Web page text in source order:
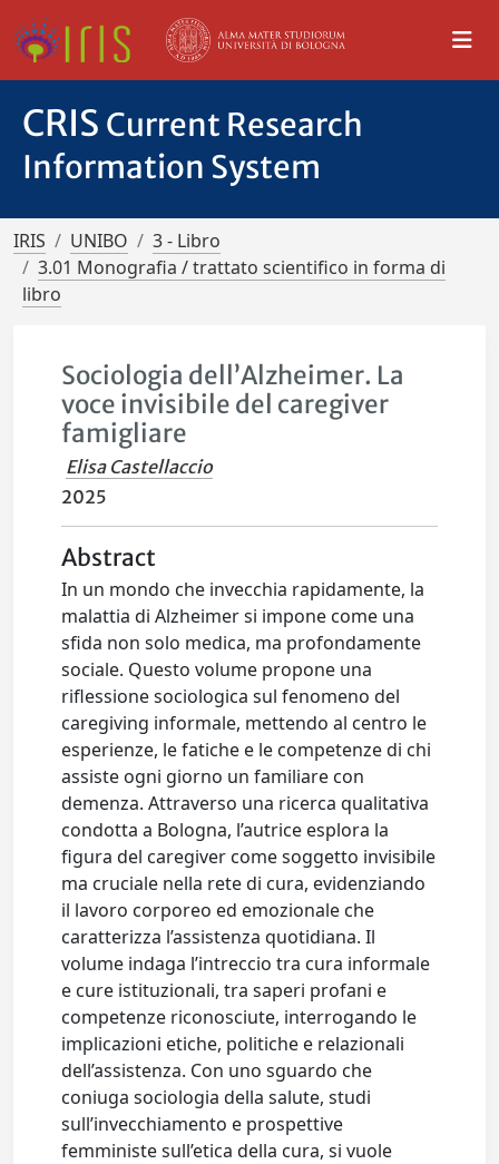
CRIS Current Research
Information System
IRIS UNIBO
3 - Libro
3.01 Monografia / trattato scientifico in forma di
libro
Sociologia dell’Alzheimer. La
voce invisibile del caregiver
famigliare
Elisa Castellaccio
2025
Abstract
In un mondo che invecchia rapidamente, la
malattia di Alzheimer si impone come una
sfida non solo medica, ma profondamente
sociale. Questo volume propone una
riflessione sociologica sul fenomeno del
caregiving informale, mettendo al centro le
esperienze, le fatiche e le competenze di chi
assiste ogni giorno un familiare con
demenza. Attraverso una ricerca qualitativa
condotta a Bologna, l’autrice esplora la
figura del caregiver come soggetto invisibile
ma cruciale nella rete di cura, evidenziando
il lavoro corporeo ed emozionale che
caratterizza l’assistenza quotidiana. Il
volume indaga l’intreccio tra cura informale
e cure istituzionali, tra saperi profani e
competenze riconosciute, interrogando le
implicazioni etiche, politiche e relazionali
dell’assistenza. Con uno sguardo che
coniuga sociologia della salute, studi
sull’invecchiamento e prospettive
femministe sull’etica della cura, si vuole